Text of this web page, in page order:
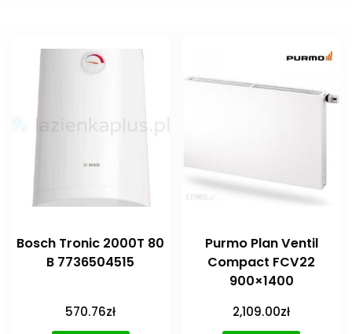
Bosch Tronic 2000T 80
B 7736504515
570.76zł
Purmo Plan Ventil
Compact FCV22
900×1400
2,109.00zł